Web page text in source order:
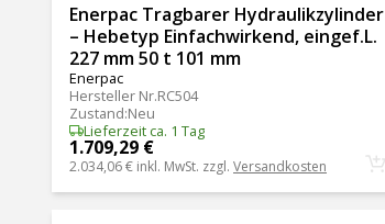
Enerpac Tragbarer Hydraulikzylinder
– Hebetyp Einfachwirkend, eingef.L.
227 mm 50 t 101 mm
Enerpac
Hersteller Nr.RC504
Zustand:Neu
Lieferzeit ca. 1 Tag
1.709,29 €
2.034,06 € inkl. MwSt. zzgl. Versandkosten